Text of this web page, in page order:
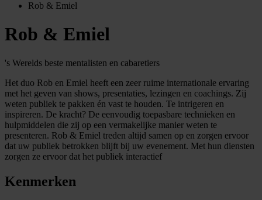
Rob & Emiel
Rob & Emiel
's Werelds beste mentalisten en cabaretiers
Het duo Rob en Emiel heeft een zeer ruime internationale ervaring
met het geven van shows, presentaties, lezingen en coachings. Zij
weten publiek te pakken én vast te houden. Te intrigeren en
inspireren. De kracht? De eenvoudig toepasbare technieken en
hulpmiddelen die zij op een vermakelijke manier weten te
presenteren. Rob & Emiel treden altijd samen op en zorgen ervoor
dat uw publiek betrokken blijft bij uw evenement. Met hun diensten
zorgen ze ervoor dat het publiek interactief
Kenmerken